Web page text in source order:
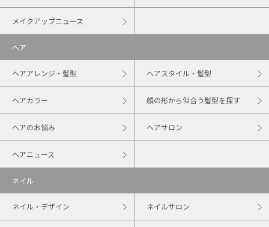
メイクアップニュース
ヘア
ヘアアレンジ・髪型 ヘアスタイル・髪型
ヘアカラー 顔の形から似合う髪型を探す
ヘアのお悩み ヘアサロン
ヘアニュース
ネイル
ネイル・デザイン ネイルサロン